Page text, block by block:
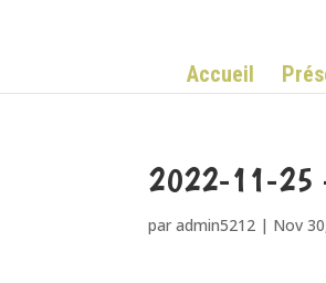
Accueil
2022-11-25
paradmin5212 | Nov